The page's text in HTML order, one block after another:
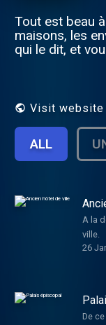
Tout est beau
maisons, les
qui le dit, et
de la
Visit website
ALL
A la
ville.
26
De